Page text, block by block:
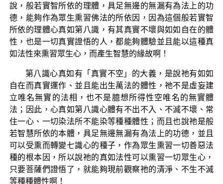
說，般若實智所依的理體，具足無邊的無漏有為法上的功
德，能夠作為眾生熏習佛法的所依因，因為這個般若實智
所依的理體心真如第八識，有其真實不壞與如如自在的體
性，也是一切真實證悟的人，都能夠體驗並且能以這種真
如法性來熏習眾生心，而產生智慧的緣故啊！
第八識心真如有「真實不空」的大義，是說祂有如如
自在而真實運作、並且能出生萬法的體性，祂不是虛妄建
立唯名無實的法相，也不是臆想所得性空唯名的無實體
法；因此，心真如第八識心體有不出不入、不滅不壞、常
住一心、一切染法所不能染等種種體性；而且也說祂是般
若智慧所依的本體，具足無邊無漏有為法上的功德，並且
可以受熏而轉變七識心的種子，作為眾生熏習一切善惡法
種的根本因，所以說祂的真如法性可以熏習一切眾生心，
只要菩薩們證悟了，就能夠現前觀察祂的清淨、不生不滅
等種種體性啊！